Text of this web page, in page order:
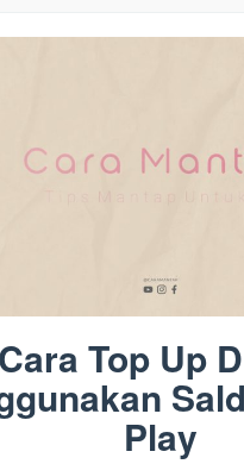
Cara Top Up
Play